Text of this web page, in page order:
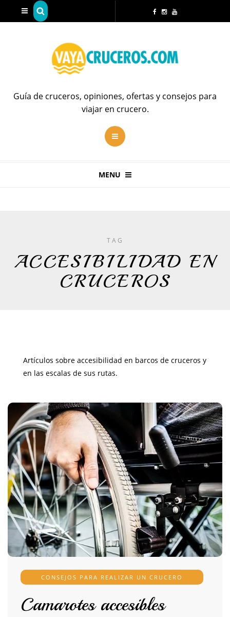
Guía de cruceros, opiniones, ofertas y consejos para
viajar en crucero.
MENU
TAG
ACCESIBILIDAD EN
CRUCEROS
Artículos sobre accesibilidad en barcos de cruceros y
en las escalas de sus rutas.
CONSEJOS PARA REALIZAR UN CRUCERO
Camarotes accesibles